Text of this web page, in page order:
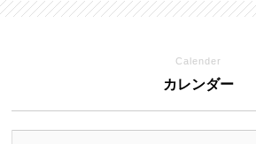
Calender
カレンダー